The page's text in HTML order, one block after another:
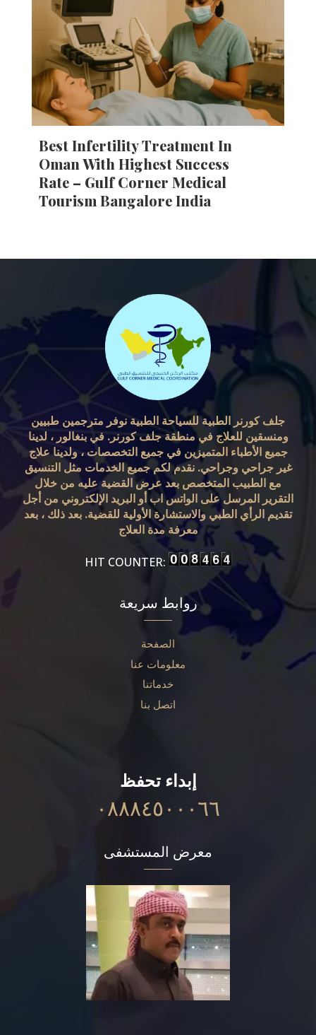
Best Infertility Treatment In
Oman With Highest Success
Rate – Gulf Corner Medical
Tourism Bangalore India
جلف كورنر الطبية للسياحة الطبية نوفر مترجمين طبيين
ومنسقين للعلاج في منطقة جلف كورنر. في بنغالور ، لدينا
جميع الأطباء المتميزين في جميع التخصصات ، ولدينا علاج
غير جراحي وجراحي. نقدم لكم جميع الخدمات مثل التنسيق
مع الطبيب المتخصص بعد عرض القضية عليه من خلال
التقرير المرسل على الواتس اب أو البريد الإلكتروني من أجل
تقديم الرأي الطبي والاستشارة الأولية للقضية. بعد ذلك ، بعد
معرفة مدة العلاج
HIT COUNTER:
روابط سريعة
الصفحة
معلومات عنا
خدماتنا
اتصل بنا
إبداء تحفظ
٠٨٨٨٤٥٠٠٠٦٦
معرض المستشفى